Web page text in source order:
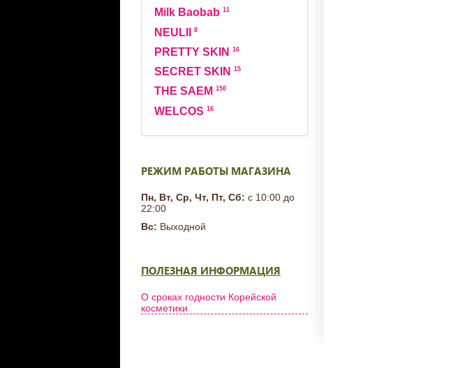
Milk Baobab 11
NEULII 8
PRETTY SKIN 16
SECRET SKIN 15
THE SAEM 150
WELCOS 16
РЕЖИМ РАБОТЫ МАГАЗИНА
Пн, Вт, Ср, Чт, Пт, Сб: с 10:00 до
22:00
Вс: Выходной
ПОЛЕЗНАЯ ИНФОРМАЦИЯ
О сроках годности Корейской
косметики